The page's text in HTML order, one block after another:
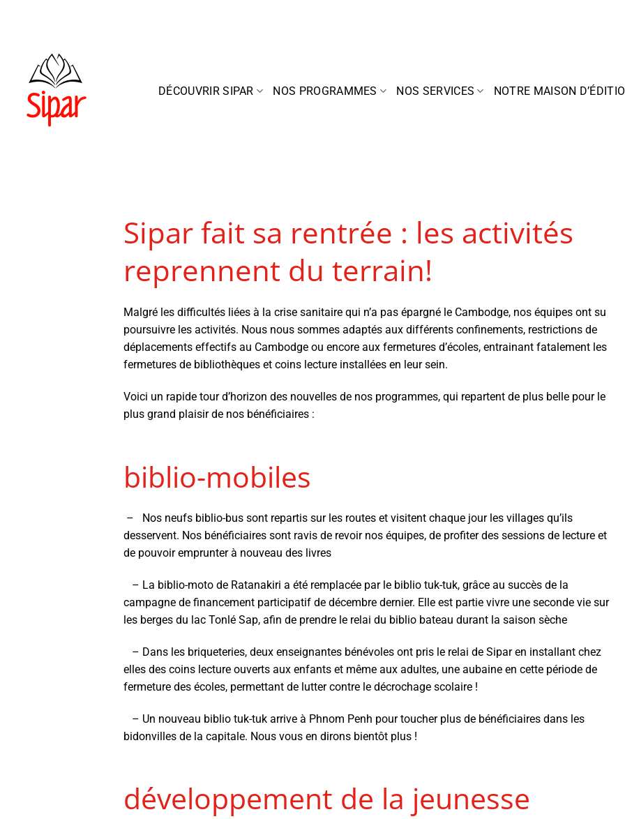
DÉCOUVRIR SIPAR NOS PROGRAMMES NOS SERVICES NOTRE MAISON
Sipar fait sa rentrée : les activités
reprennent du terrain!
Malgré les difficultés liées à la crise sanitaire qui n’a pas épargné le Cambodge, nos équipes ont su
poursuivre les activités. Nous nous sommes adaptés aux différents confinements, restrictions de
déplacements effectifs au Cambodge ou encore aux fermetures d’écoles, entrainant fatalement les
fermetures de bibliothèques et coins lecture installées en leur sein.
Voici un rapide tour d’horizon des nouvelles de nos programmes, qui repartent de plus belle pour le
plus grand plaisir de nos bénéficiaires :
biblio-mobiles
– Nos neufs biblio-bus sont repartis sur les routes et visitent chaque jour les villages qu’ils
desservent. Nos bénéficiaires sont ravis de revoir nos équipes, de profiter des sessions de lecture et
de pouvoir emprunter à nouveau des livres
– La biblio-moto de Ratanakiri a été remplacée par le biblio tuk-tuk, grâce au succès de la
campagne de financement participatif de décembre dernier. Elle est partie vivre une seconde vie sur
les berges du lac Tonlé Sap, afin de prendre le relai du biblio bateau durant la saison sèche
– Dans les briqueteries, deux enseignantes bénévoles ont pris le relai de Sipar en installant chez
elles des coins lecture ouverts aux enfants et même aux adultes, une aubaine en cette période de
fermeture des écoles, permettant de lutter contre le décrochage scolaire !
– Un nouveau biblio tuk-tuk arrive à Phnom Penh pour toucher plus de bénéficiaires dans les
bidonvilles de la capitale. Nous vous en dirons bientôt plus !
développement de la jeunesse